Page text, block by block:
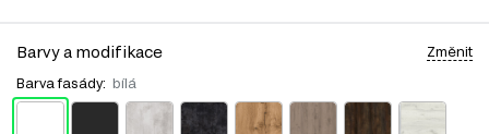
Barvy a modifikace Změnit
Barva fasády: bílá